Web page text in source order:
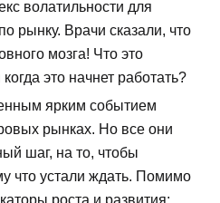
волатильности для
рынку. Врачи сказали, что
мозга! Что это
это начнет работать?
ярким событием
рынках. Но все они
шаг, на то, чтобы
что устали ждать. Помимо
роста и развития: